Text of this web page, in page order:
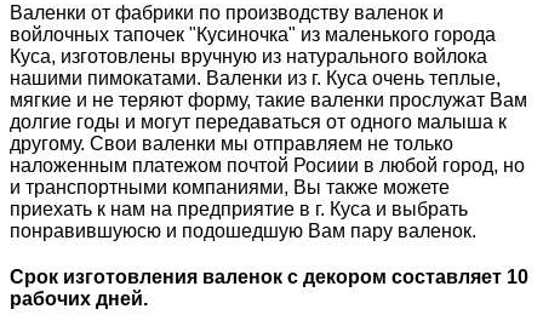
Валенки от фабрики по производству валенок и
войлочных тапочек "Кусиночка" из маленького города
Куса, изготовлены вручную из натурального войлока
нашими пимокатами. Валенки из г. Куса очень теплые,
мягкие и не теряют форму, такие валенки прослужат Вам
долгие годы и могут передаваться от одного малыша к
другому. Свои валенки мы отправляем не только
наложенным платежом почтой Росиии в любой город, но
и транспортными компаниями, Вы также можете
приехать к нам на предприятие в г. Куса и выбрать
понравившуюсю и подошедшую Вам пару валенок.
Срок изготовления валенок с декором составляет 10
рабочих дней.